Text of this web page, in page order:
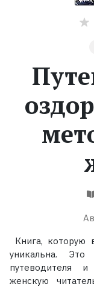
Серии
Экранизации
Коллекции
Книга,
уникальна.
путеводителя
женскую